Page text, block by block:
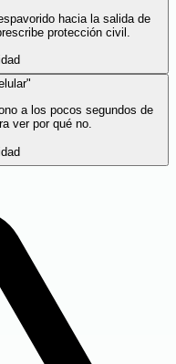
hacia la salida de
protección civil.
a los pocos segundos de
ver por qué no.